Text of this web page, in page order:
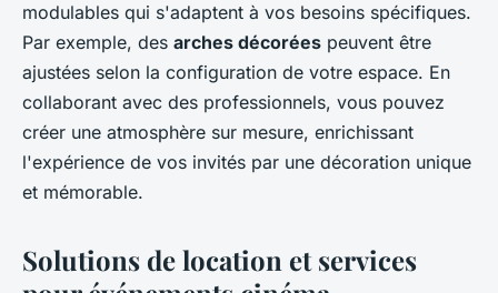
modulables qui s'adaptent à vos besoins spécifiques.
Par exemple, des arches décorées peuvent être
ajustées selon la configuration de votre espace. En
collaborant avec des professionnels, vous pouvez
créer une atmosphère sur mesure, enrichissant
l'expérience de vos invités par une décoration unique
et mémorable.
Solutions de location et services